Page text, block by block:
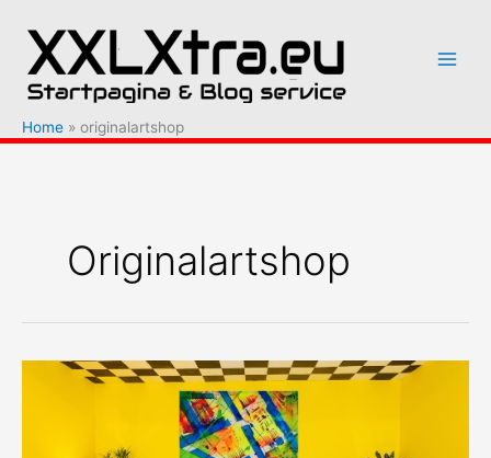
naar
inhoud
Home originalartshop
Originalartshop